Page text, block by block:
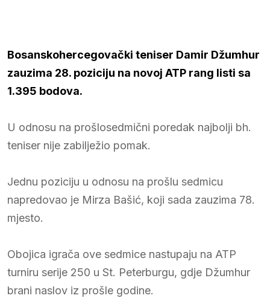
Bosanskohercegovački teniser Damir Džumhur
zauzima 28. poziciju na novoj ATP rang listi sa
1.395 bodova.
U odnosu na prošlosedmični poredak najbolji bh.
teniser nije zabilježio pomak.
Jednu poziciju u odnosu na prošlu sedmicu
napredovao je Mirza Bašić, koji sada zauzima 78.
mjesto.
Obojica igrača ove sedmice nastupaju na ATP
turniru serije 250 u St. Peterburgu, gdje Džumhur
brani naslov iz prošle godine.